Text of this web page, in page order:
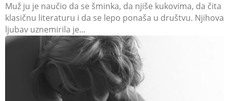
Muž ju je naučio da se šminka, da njiše kukovima, da čita
klasičnu literaturu i da se lepo ponaša u društvu. Njihova
ljubav uznemirila je...